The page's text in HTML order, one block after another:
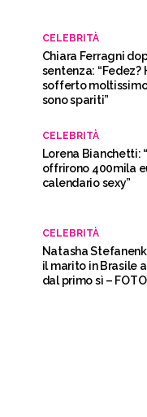
CELEBRITÀ
Chiara Ferragni
sentenza: “Fedez?
sofferto
sono spariti”
CELEBRITÀ
Lorena Bianchetti:
offrirono 400mila
calendario sexy”
CELEBRITÀ
Natasha
il marito in Brasile
dal primo sì – FOTO